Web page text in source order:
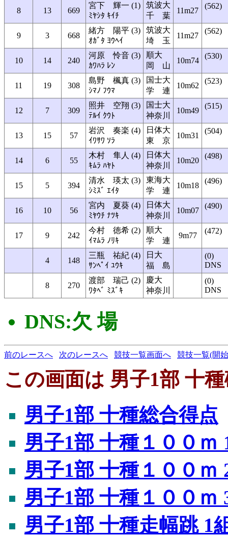
8 13 669
宮下 輝一 (1)
ﾐﾔｼﾀ ｷｲﾁ
筑波大
千 葉
11m27
(562)
9 3 668
緒方 陽平 (3)
ｵｶﾞﾀ ﾖｳﾍｲ
筑波大
埼 玉
11m27
(562)
10 14 240
河原 怜音 (3)
ｶﾜﾊﾗ ﾚﾝ
順大
岡 山
10m74
(530)
11 19 308
島野 楓真 (3)
ｼﾏﾉ ﾌｳﾏ
国士大
学 連
10m62
(523)
12 7 309
照井 空翔 (3)
ﾃﾙｲ ｸｳﾄ
国士大
神奈川
10m49
(515)
13 15 57
岩沢 奏楽 (4)
ｲﾜｻﾜ ｿﾗ
日体大
東 京
10m31
(504)
14 6 55
木村 隼人 (4)
ｷﾑﾗ ﾊﾔﾄ
日体大
神奈川
10m20
(498)
15 5 394
清水 瑛太 (3)
ｼﾐｽﾞ ｴｲﾀ
東海大
学 連
10m18
(496)
16 10 56
宮内 夏葵 (4)
ﾐﾔｳﾁ ﾅﾂｷ
日体大
神奈川
10m07
(490)
17 9 242
今村 徳希 (2)
ｲﾏﾑﾗ ﾉﾘｷ
順大
学 連
9m77
(472)
4 148
三瓶 祐紀 (4)
ｻﾝﾍﾟｲ ﾕｳｷ
日大
福 島
(0)
DNS
8 270
渡部 瑞己 (2)
ﾜﾀﾍﾞ ﾐｽﾞｷ
慶大
神奈川
(0)
DNS
DNS:欠 場
前のレースへ 次のレースへ 競技一覧画面へ 競技一覧(開
この画面は 男子1部 十
男子1部 十種総合得点
男子1部 十種１００ｍ
男子1部 十種１００ｍ
男子1部 十種１００ｍ
男子1部 十種走幅跳 1